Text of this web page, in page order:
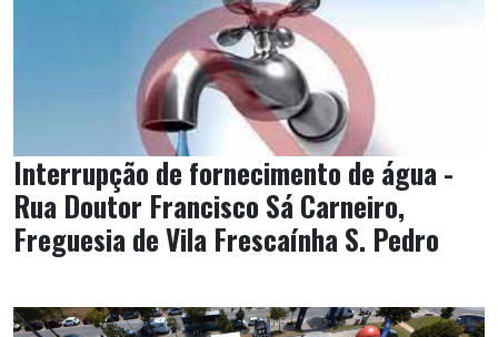
Interrupção de fornecimento de água -
Rua Doutor Francisco Sá Carneiro,
Freguesia de Vila Frescaínha S. Pedro